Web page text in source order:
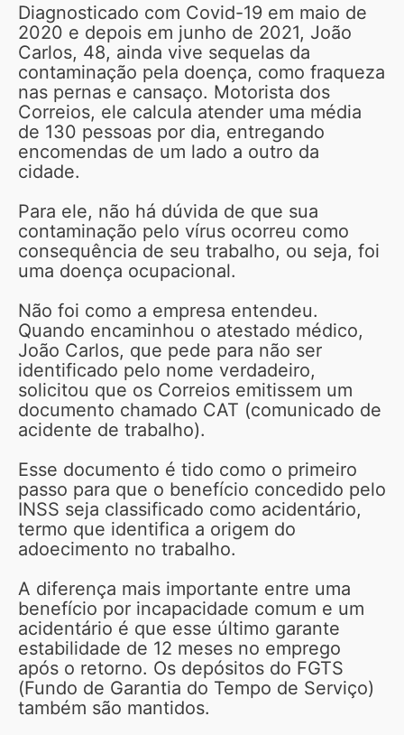
Diagnosticado com Covid-19 em maio de
2020 e depois em junho de 2021, João
Carlos, 48, ainda vive sequelas da
contaminação pela doença, como fraqueza
nas pernas e cansaço. Motorista dos
Correios, ele calcula atender uma média
de 130 pessoas por dia, entregando
encomendas de um lado a outro da
cidade.
Para ele, não há dúvida de que sua
contaminação pelo vírus ocorreu como
consequência de seu trabalho, ou seja, foi
uma doença ocupacional.
Não foi como a empresa entendeu.
Quando encaminhou o atestado médico,
João Carlos, que pede para não ser
identificado pelo nome verdadeiro,
solicitou que os Correios emitissem um
documento chamado CAT (comunicado de
acidente de trabalho).
Esse documento é tido como o primeiro
passo para que o benefício concedido pelo
INSS seja classificado como acidentário,
termo que identifica a origem do
adoecimento no trabalho.
A diferença mais importante entre uma
benefício por incapacidade comum e um
acidentário é que esse último garante
estabilidade de 12 meses no emprego
após o retorno. Os depósitos do FGTS
(Fundo de Garantia do Tempo de Serviço)
também são mantidos.